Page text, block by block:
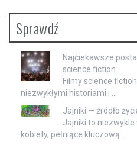
Sprawdź
Najciekawsze
science fiction
Filmy science
niezwykłymi historiami i …
Jajniki — źródło
Jajniki to niezwykle
kobiety, pełniące kluczową …